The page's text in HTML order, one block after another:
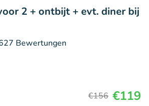
2 + ontbijt + evt. diner bij
Bewertungen
€156 €119